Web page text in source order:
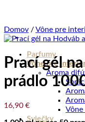
Parfumy
Vône pre
Aroma
Vône
Sviečky
Domov /Vône pre
Prací gél
prádlo
16,90 €